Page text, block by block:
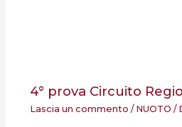
4° prova Circuito
Lascia un commento / NUOTO /